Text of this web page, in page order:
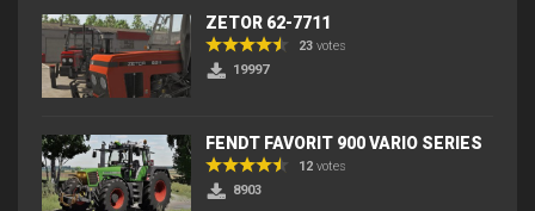
ZETOR 62-7711
23 votes
19997
FENDT FAVORIT 900 VARIO SERIES
12 votes
8903